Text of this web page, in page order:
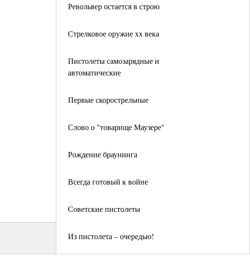
Револьвер остается в строю
Стрелковое оружие xx века
Пистолеты самозарядные и
автоматические
Первые скорострельные
Слово о "товарище Маузере"
Рождение браунинга
Всегда готовый к войне
Советские пистолеты
Из пистолета – очередью!